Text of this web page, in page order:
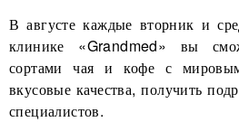
В августе каждые вторник и
клинике «Grandmed» вы
сортами чая и кофе с
вкусовые качества, получить
специалистов.